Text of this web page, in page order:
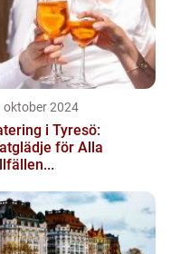
oktober 2024
i Tyresö:
för Alla